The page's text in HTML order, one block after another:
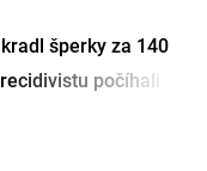
šperky za 140
počíhali